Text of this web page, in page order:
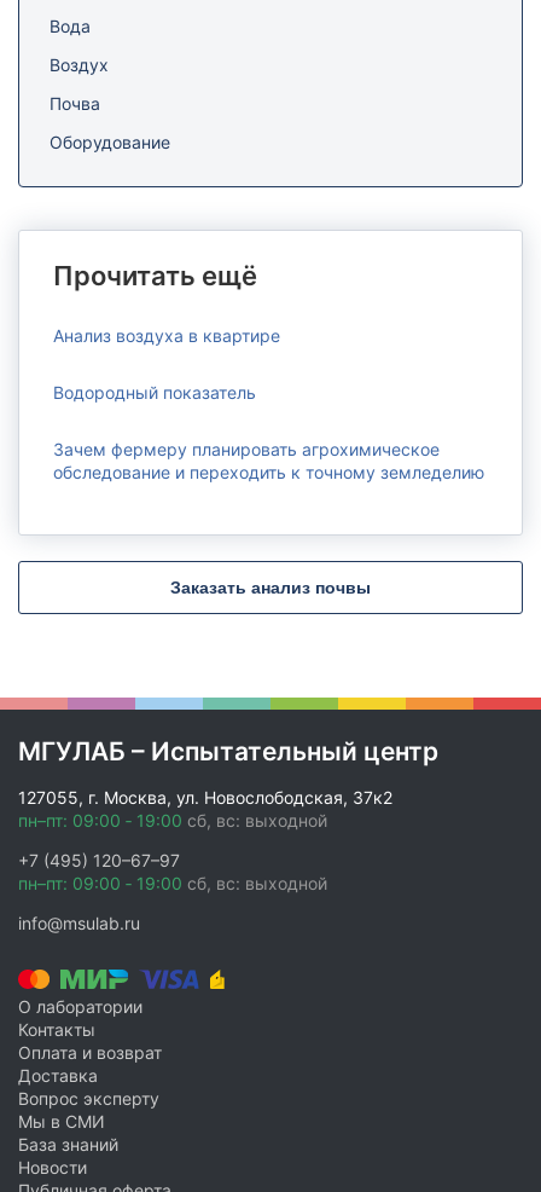
Вода
Воздух
Почва
Оборудование
Прочитать ещё
Анализ воздуха в квартире
Водородный показатель
Зачем фермеру планировать агрохимическое
обследование и переходить к точному земледелию
Заказать анализ почвы
МГУЛАБ – Испытательный центр
127055, г. Москва, ул. Новослободская, 37к2
пн–пт: 09:00 ‑ 19:00 сб, вс: выходной
+7 (495) 120–67–97
пн–пт: 09:00 ‑ 19:00 сб, вс: выходной
info@msulab.ru
О лаборатории
Контакты
Оплата и возврат
Доставка
Вопрос эксперту
Мы в СМИ
База знаний
Новости